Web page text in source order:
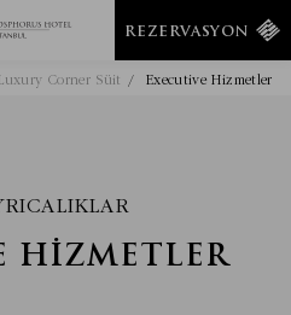
REZERVASYON
Corner Süit Executive Hizmetler
HİZMETLER